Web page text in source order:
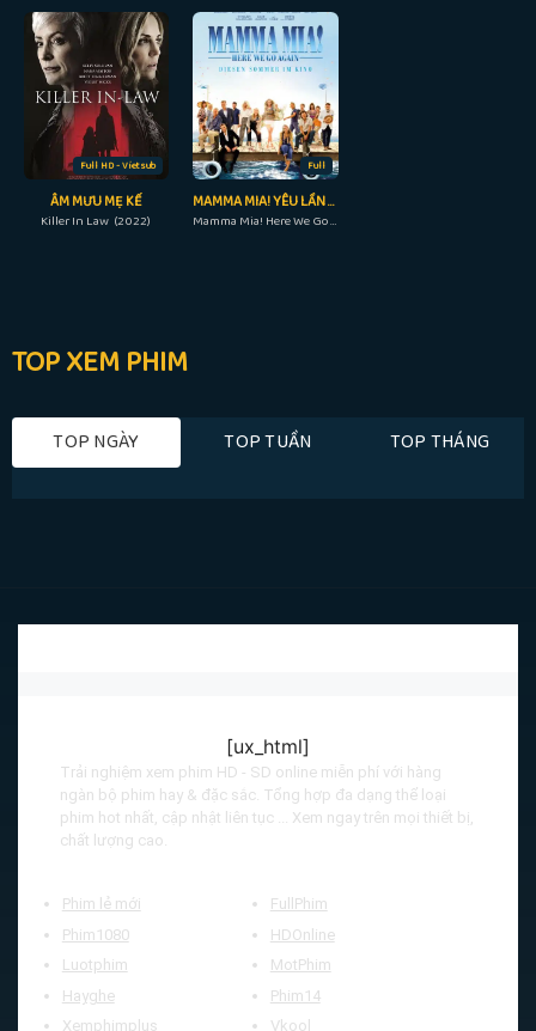
Full HD - Vietsub
ÂM MƯU MẸ KẾ
Killer In Law (2022)
Full
MAMMA MIA! YÊU LẦN NỮA
Mamma Mia! Here We Go Again (2018)
TOP XEM PHIM
TOP NGÀY TOP TUẦN TOP THÁNG